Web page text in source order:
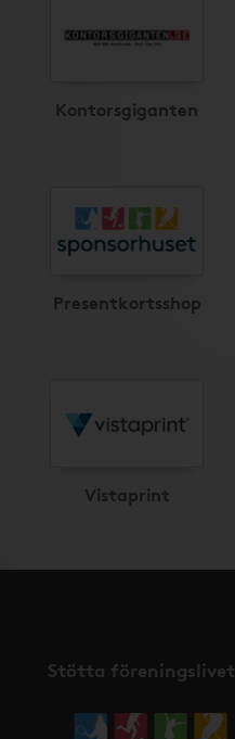
Kontorsgiganten
Presentkortsshop
Vistaprint
Stötta föreningslivet